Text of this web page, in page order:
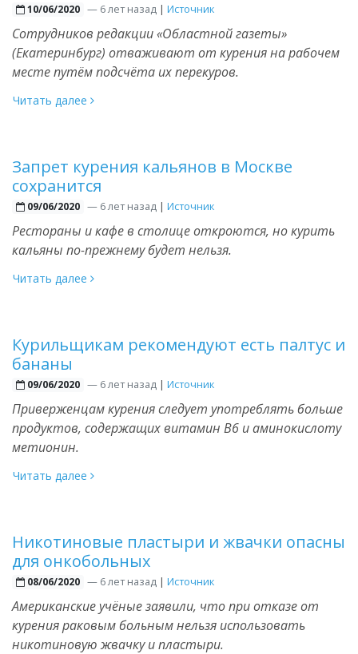
10/06/2020 —6 лет назад | Источник
Сотрудников редакции «Областной газеты»
(Екатеринбург) отваживают от курения на рабочем
месте путём подсчёта их перекуров.
Читать далее
Запрет курения кальянов в Москве
сохранится
09/06/2020 —6 лет назад | Источник
Рестораны и кафе в столице откроются, но курить
кальяны по-прежнему будет нельзя.
Читать далее
Курильщикам рекомендуют есть палтус и
бананы
09/06/2020 —6 лет назад | Источник
Приверженцам курения следует употреблять больше
продуктов, содержащих витамин В6 и аминокислоту
метионин.
Читать далее
Никотиновые пластыри и жвачки опасны
для онкобольных
08/06/2020 —6 лет назад | Источник
Американские учёные заявили, что при отказе от
курения раковым больным нельзя использовать
никотиновую жвачку и пластыри.